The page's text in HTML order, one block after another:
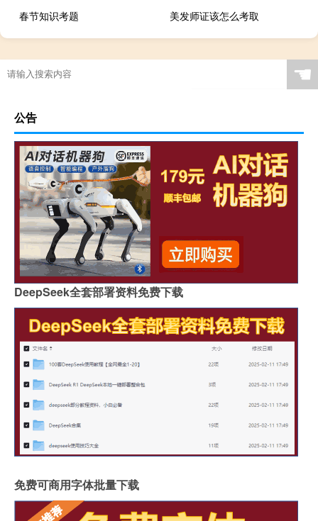
春节知识考题
美发师证该怎么考取
☚
公告
DeepSeek全套部署资料免费下载
免费可商用字体批量下载